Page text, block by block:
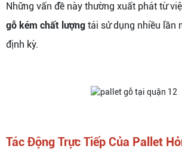
Những vấn đề này thường xuất phát từ
gỗ kém chất lượng tái sử dụng nhiều lần
định kỳ.
Tác Động Trực Tiếp Của Pallet